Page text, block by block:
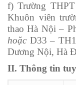
f) Trường
Khuôn viên
thao Hà Nội –
hoặc D33 –
Dương Nội, Hà
II. Thông tin